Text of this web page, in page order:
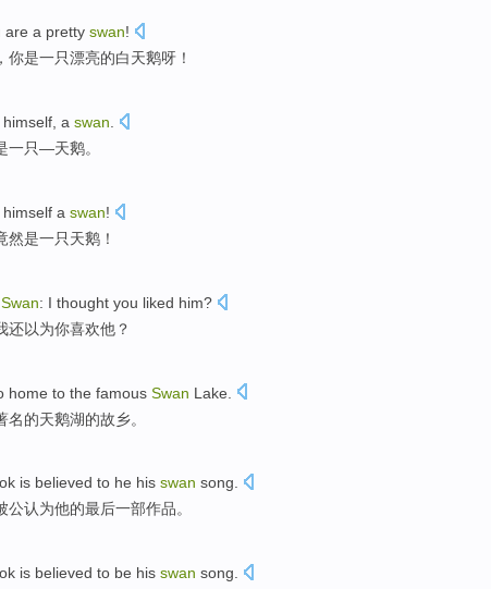
are a pretty swan!
， 你是一只漂亮的白天鹅呀 ！
himself a swan
一只—天鹅。
himself a swan!
然是一只 天鹅 ！
Swan: I thought you liked him?
还以为你喜欢他 ？
home to the famous Swan Lake
名的天鹅湖的故乡。
is believed to he his swan song.
公认为他的最后一部作品。
is believed to be his swan song.